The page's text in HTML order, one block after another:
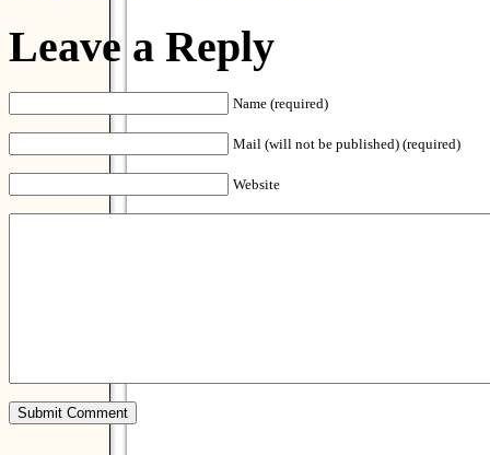
Leave a Reply
Name (required)
Mail (will not be published) (required)
Website